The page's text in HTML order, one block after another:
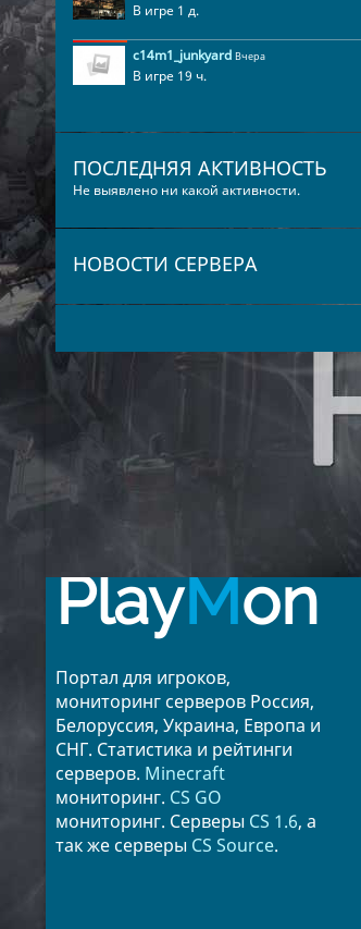
В игре 1 д.
c14m1_junkyard Вчера
В игре 19 ч.
ПОСЛЕДНЯЯ АКТИВНОСТЬ
Не выявлено ни какой активности.
НОВОСТИ СЕРВЕРА
PlayMon
Портал для игроков,
мониторинг серверов Россия,
Белоруссия, Украина, Европа и
СНГ. Статистика и рейтинги
серверов. Minecraft
мониторинг. CS GO
мониторинг. Серверы CS 1.6, а
так же серверы CS Source.